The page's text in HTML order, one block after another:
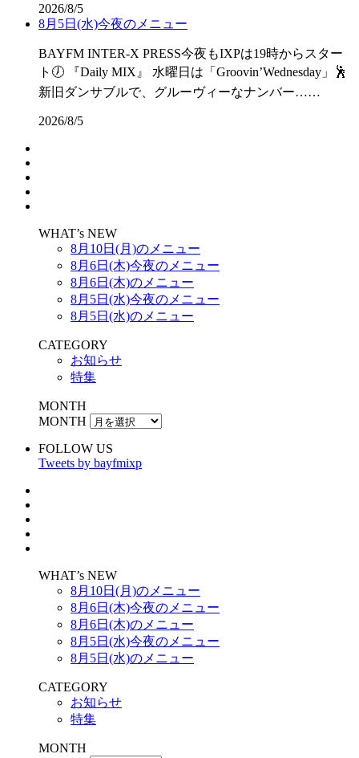
2026/8/5
8月5日(水)今夜のメニュー
BAYFM INTER-X PRESS今夜もIXPは19時からスター
ト🕖 『Daily MIX』 水曜日は「Groovin’Wednesday」🕺
新旧ダンサブルで、グルーヴィーなナンバー……
2026/8/5
WHAT’s NEW
8月10日(月)のメニュー
8月6日(木)今夜のメニュー
8月6日(木)のメニュー
8月5日(水)今夜のメニュー
8月5日(水)のメニュー
CATEGORY
お知らせ
特集
MONTH
MONTH
FOLLOW US
Tweets by bayfmixp
WHAT’s NEW
8月10日(月)のメニュー
8月6日(木)今夜のメニュー
8月6日(木)のメニュー
8月5日(水)今夜のメニュー
8月5日(水)のメニュー
CATEGORY
お知らせ
特集
MONTH